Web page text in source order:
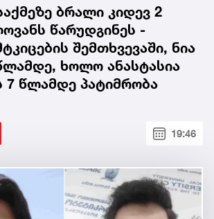
ბრალი კიდევ 2
წარუდგინეს -
შემთხვევაში, ნია
ხოლო ანასტასია
7 წლამდე პატიმრობა
19:46